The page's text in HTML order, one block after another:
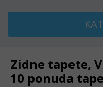
Zidne tapete,
10 ponuda